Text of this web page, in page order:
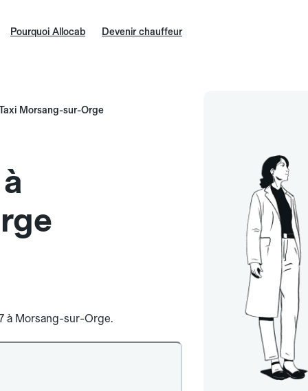
Pourquoi Allocab Devenir chauffeur
Morsang-sur-Orge
à Morsang-sur-Orge.